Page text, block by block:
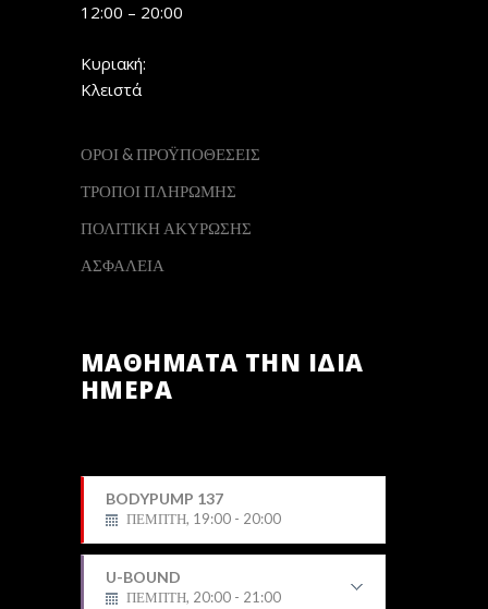
12:00 – 20:00
Κυριακή:
Κλειστά
ΟΡΟΙ & ΠΡΟΫΠΟΘΕΣΕΙΣ
ΤΡΟΠΟΙ ΠΛΗΡΩΜΗΣ
ΠΟΛΙΤΙΚΗ ΑΚΥΡΩΣΗΣ
ΑΣΦΑΛΕΙΑ
ΜΑΘΗΜΑΤΑ ΤΗΝ ΙΔΙΑ
ΗΜΕΡΑ
BODYPUMP 137
ΠΕΜΠΤΗ, 19:00 - 20:00
U-BOUND
ΠΕΜΠΤΗ, 20:00 - 21:00